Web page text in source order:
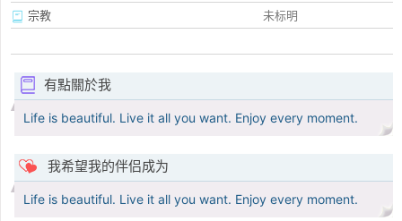
宗教
未标明
有點關於我
Life is beautiful. Live it all you want. Enjoy every moment.
我希望我的伴侣成为
Life is beautiful. Live it all you want. Enjoy every moment.